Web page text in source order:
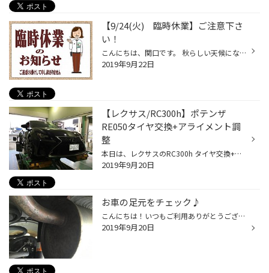
【9/24(火) 臨時休業】ご注意下さ
い！
こんにちは、関口です。 秋らしい天候になってきましたね！ 朝晩と涼しいと感じる今日この頃・・ 気を抜くと体調を崩してしまいますので皆様お気を付けください。 タイトル通りになりますが【9/24(火)】本来ならば営業日ですが社内研修の為臨時でお休みを頂く事になります。 9/25(水）は定休日とな...
2019年9月22日
【レクサス/RC300h】ポテンザ
RE050タイヤ交換+アライメント調
整
本日は、レクサスのRC300h タイヤ交換+アライメント調整作業を実施させていただきました。 タイヤはポテンザRE050をお取り付け致しました！ アライメント調整とは、簡単に言うと、★タイヤを長持ちさせるサービスです★ タイヤの接地面にズレがないか確認し、 ズレがあれば調整させていただく作業にな...
2019年9月20日
お車の足元をチェック♪
こんにちは！いつもご利用ありがとうございます。 最近、涼しくなってきましたね。 ところで、お客様は お車の足元ってご覧になったことはございますか？ 中々見る機会がないと思いますが、 お車の足元を確認してみると、 マフラーや足回りのサビが進行している場合があるんです！ 当店では、無料で...
2019年9月20日